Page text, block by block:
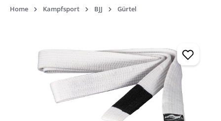
Home Kampfsport BJJ Gürtel